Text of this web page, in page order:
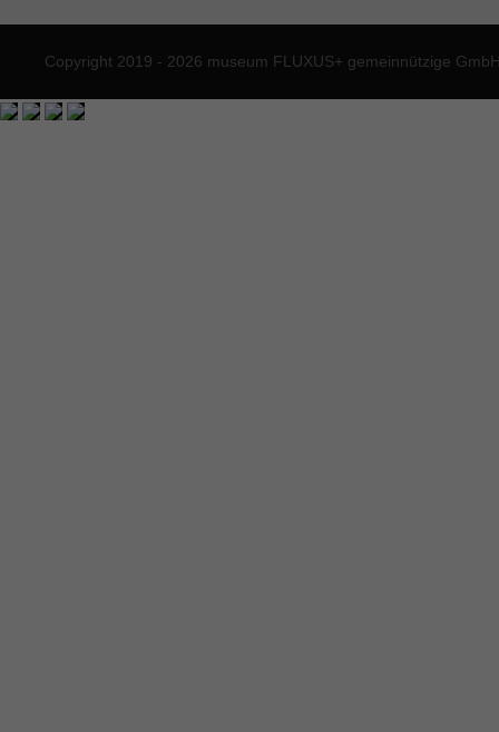
Copyright 2019 - 2026 museum FLUXUS+ gemeinnützige